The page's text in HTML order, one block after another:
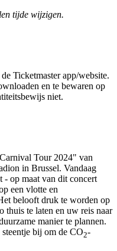
tijde wijzigen.
Ticketmaster app/website.
en te bewaren op
niet.
Tour 2024" van
in Brussel. Vandaag
- op maat van dit concert
een vlotte en
belooft druk te worden op
thuis te laten en uw reis naar
manier te plannen.
bij om de CO2-